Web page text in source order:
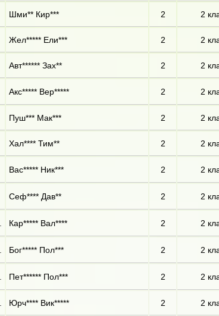
Шми** Кир*** 2 2
Жел***** Ели*** 2 2
Авт****** Зах** 2 2
Акс***** Вер***** 2 2
Пуш*** Мак*** 2 2
Хал**** Тим** 2 2
Вас***** Ник*** 2 2
Сеф**** Дав** 2 2
Кар***** Вал**** 2 2
Бог***** Пол*** 2 2
Пет****** Пол*** 2 2
Юрч**** Вик***** 2 2